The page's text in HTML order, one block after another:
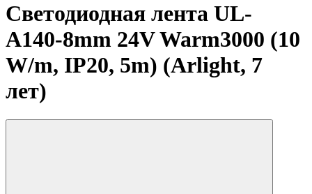
Светодиодная лента UL-
A140-8mm 24V Warm3000 (10
W/m, IP20, 5m) (Arlight, 7
лет)